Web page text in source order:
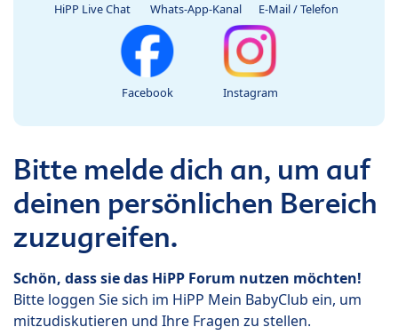
HiPP Live Chat Whats-App-Kanal E-Mail / Telefon
Facebook Instagram
Bitte melde dich an, um auf
deinen persönlichen Bereich
zuzugreifen.
Schön, dass sie das HiPP Forum nutzen möchten!
Bitte loggen Sie sich im HiPP Mein BabyClub ein, um
mitzudiskutieren und Ihre Fragen zu stellen.